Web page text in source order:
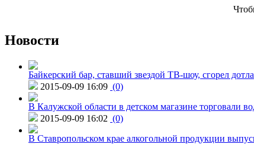
Новости
Байкерский бар, ставший звездой ТВ-шоу, сгорел дотла
2015-09-09 16:09 (0)
В Калужской области в детском магазине торговали
2015-09-09 16:02 (0)
В Ставропольском крае алкогольной продукции